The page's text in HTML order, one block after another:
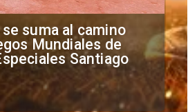
Sifup
por situación